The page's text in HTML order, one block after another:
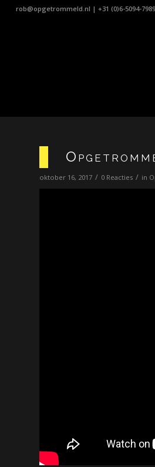
rob@opgetrommeld.nl | +31 (0)6-5094-7989
oktober 16, 2017 / 0 Reacties / in